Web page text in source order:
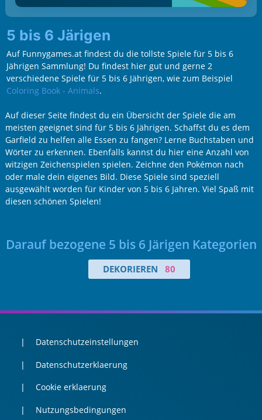
5 bis 6 Järigen
Auf Funnygames.at findest du die tollste Spiele für 5 bis 6
Jährigen Sammlung! Du findest hier gut und gerne 2
verschiedene Spiele für 5 bis 6 Jährigen, wie zum Beispiel
Coloring Book - Animals.
Auf dieser Seite findest du ein Übersicht der Spiele die am
meisten geeignet sind für 5 bis 6 Jährigen. Schaffst du es dem
Garfield zu helfen alle Essen zu fangen? Lerne Buchstaben und
Wörter zu erkennen. Ebenfalls kannst du hier eine Anzahl von
witzigen Zeichenspielen spielen. Zeichne den Pokémon nach
oder male dein eigenes Bild. Diese Spiele sind speziell
ausgewählt worden für Kinder von 5 bis 6 Jahren. Viel Spaß mit
diesen schönen Spielen!
Darauf bezogene 5 bis 6 Järigen Kategorien
DEKORIEREN 80
Datenschutzeinstellungen
Datenschutzerklaerung
Cookie erklaerung
Nutzungsbedingungen